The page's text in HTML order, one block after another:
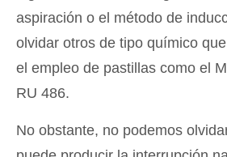
aspiración o el método de
olvidar otros de tipo químico
el empleo de pastillas como el
RU 486.
No obstante, no podemos